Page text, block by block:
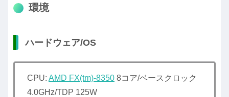
環境
ハードウェア/OS
CPU: AMD FX(tm)-8350 8コア/ベースクロック
4.0GHz/TDP 125W